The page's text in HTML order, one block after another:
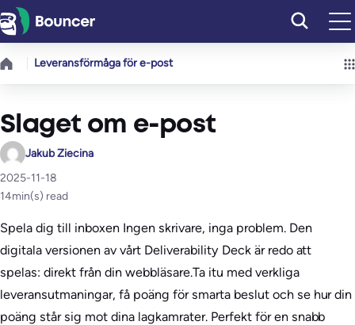
Hoppa
till
innehåll
Leveransförmåga för e-post
Slaget om e-post
Jakub Ziecina
2025-11-18
14min(s) read
Spela dig till inboxen Ingen skrivare, inga problem. Den
digitala versionen av vårt Deliverability Deck är redo att
spelas: direkt från din webbläsare.Ta itu med verkliga
leveransutmaningar, få poäng för smarta beslut och se hur din
poäng står sig mot dina lagkamrater. Perfekt för en snabb